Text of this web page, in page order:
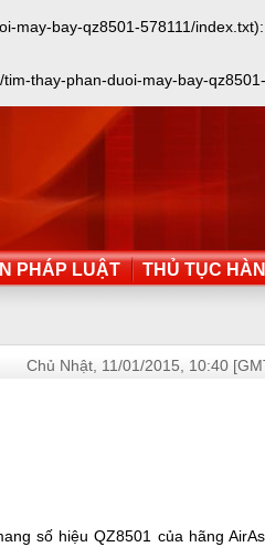
bay-qz8501-578111/
thay-phan-duoi-may-bay-
PHÁP LUẬT THỦ TỤC
Chủ Nhật, 11/01/2015, 10:40
số hiệu QZ8501 của hãng